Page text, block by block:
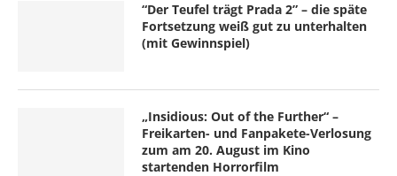
“Der Teufel trägt Prada 2” – die späte
Fortsetzung weiß gut zu unterhalten
(mit Gewinnspiel)
„Insidious: Out of the Further“ –
Freikarten- und Fanpakete-Verlosung
zum am 20. August im Kino
startenden Horrorfilm